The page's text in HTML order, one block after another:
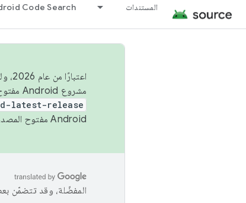
المستندات Code Search
مشروع Android مفتوح المصدر (AOSP) في الربعَين الثاني والرابع. لبناء مشروع Android مفتوح المصدر والمساهمة فيه، استخدِم
latest-release
Android مفتوح المصدر. لمزيد من المعلومات، يُرجى الاطّلاع على
المفضّلة، وقد تتضمّن